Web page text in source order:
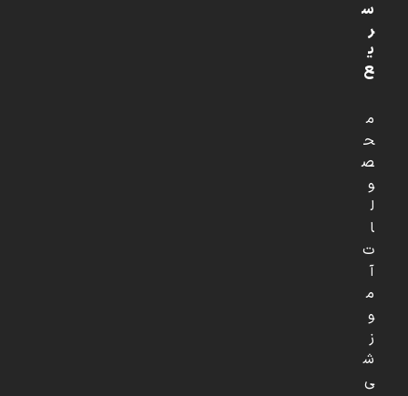
س
ر
ی
ع
م
ح
ص
و
ل
ا
ت
آ
م
و
ز
ش
ی